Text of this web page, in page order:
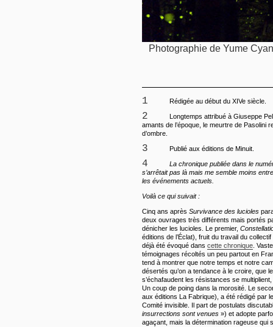
Photographie de Yume Cyan
1 Rédigée au début du XIVe siècle.
2
Longtemps attribué à Giuseppe
amants de l’époque, le meurtre de Pasolini
d’ombre.
3 Publié aux éditions de Minuit.
4
La chronique publiée dans le
s’arrêtait pas là mais me semble moins
les événements actuels.
Voilà ce qui suivait :
Cinq ans après Survivance des lucioles
deux ouvrages très différents mais portés
dénicher les lucioles. Le premier,
éditions de l’Éclat), fruit du travail du
déjà été évoqué dans cette chronique .
témoignages récoltés un peu partout en
tend à montrer que notre temps et notre
désertés qu’on a tendance à le croire, que
s’échafaudent les résistances se
Un coup de poing dans la morosité. Le
aux éditions La Fabrique), a été rédigé par
Comité invisible. Il part de postulats
insurrections sont venues ») et adopte
agaçant, mais la détermination rageuse qui